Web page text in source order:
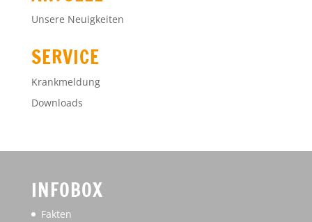
Unsere Neuigkeiten
SERVICE
Krankmeldung
Downloads
INFOBOX
Fakten